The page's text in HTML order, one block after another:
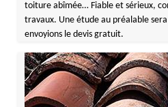
toiture abîmée… Fiable et sérieux,
travaux. Une étude au préalable
envoyions le devis gratuit.